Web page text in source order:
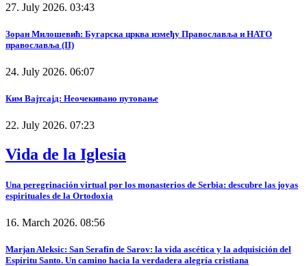
27. July 2026. 03:43
Зоран Милошевић: Бугарска црква између Православља и НАТО
православља (II)
24. July 2026. 06:07
Ким Вајтсајд: Неочекивано путовање
22. July 2026. 07:23
Vida de la Iglesia
Una peregrinación virtual por los monasterios de Serbia: descubre las joyas
espirituales de la Ortodoxia
16. March 2026. 08:56
Marjan Aleksic: San Serafín de Sarov: la vida ascética y la adquisición del
Espíritu Santo. Un camino hacia la verdadera alegría cristiana